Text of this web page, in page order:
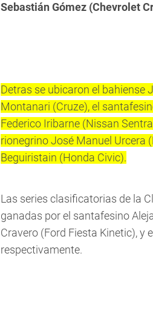
Sebastián Gómez (Chevrolet
Detras se ubicaron el bahiense
Montanari (Cruze), el
Federico Iribarne (Nissan
rionegrino José Manuel Urcera
Beguiristain (Honda Civic).
Las series clasificatorias de la
ganadas por el santafesino
Cravero (Ford Fiesta Kinetic), y
respectivamente.